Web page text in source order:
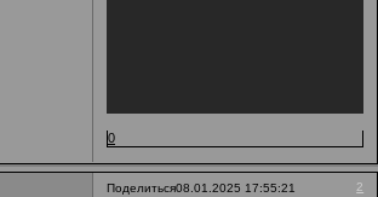
0
Поделиться 2
08.01.2025 17:55:21